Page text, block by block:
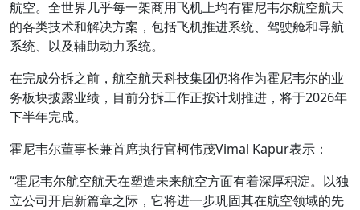
航空。全世界几乎每一架商用飞机上均有霍尼韦尔航空航天
的各类技术和解决方案，包括飞机推进系统、驾驶舱和导航
系统、以及辅助动力系统。
在完成分拆之前，航空航天科技集团仍将作为霍尼韦尔的业
务板块披露业绩，目前分拆工作正按计划推进，将于2026年
下半年完成。
霍尼韦尔董事长兼首席执行官柯伟茂Vimal Kapur表示：
“霍尼韦尔航空航天在塑造未来航空方面有着深厚积淀。以独
立公司开启新篇章之际，它将进一步巩固其在航空领域的先